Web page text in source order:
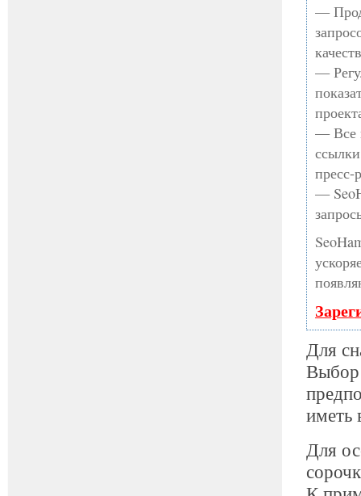
—
—
— Все
пресс-
—
Для
Выбор
иметь
Для